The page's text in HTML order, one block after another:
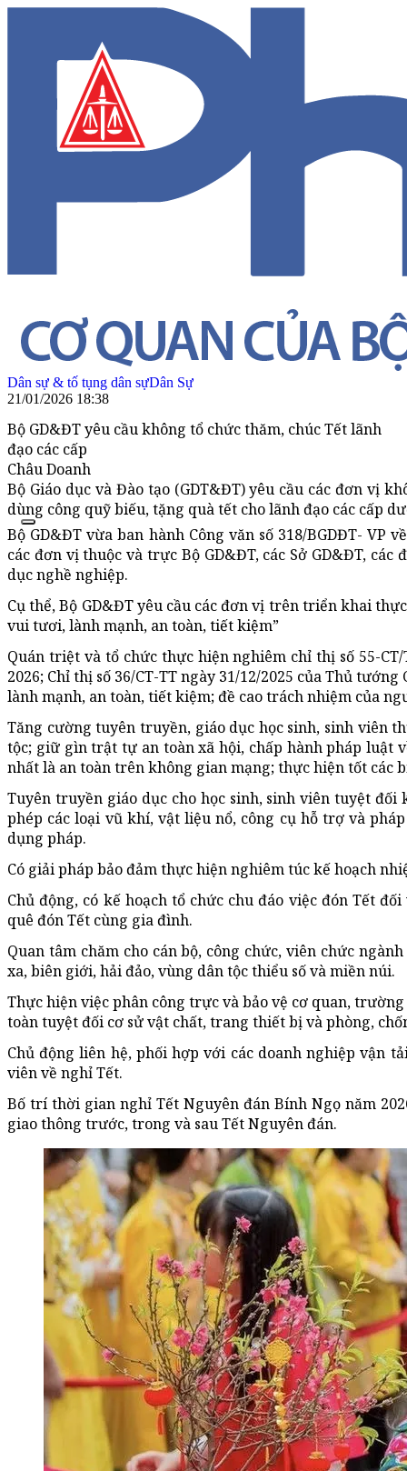
Dân sự & tố tụng dân sựDân Sự
21/01/2026 18:38
Bộ GD&ĐT yêu cầu không tổ chức thăm, chúc Tết lãnh
đạo các cấp
Châu Doanh
Bộ Giáo dục và Đào tạo (GDT&ĐT) yêu cầu các đơn vị
dùng công quỹ biếu, tặng quà tết cho lãnh đạo các cấp
Bộ GD&ĐT vừa ban hành Công văn số 318/BGDĐT- VP
các đơn vị thuộc và trực Bộ GD&ĐT, các Sở GD&ĐT,
dục nghề nghiệp.
Cụ thể, Bộ GD&ĐT yêu cầu các đơn vị trên triển khai
vui tươi, lành mạnh, an toàn, tiết kiệm”
Quán triệt và tổ chức thực hiện nghiêm chỉ thị số 55-
2026; Chỉ thị số 36/CT-TT ngày 31/12/2025 của Thủ
lành mạnh, an toàn, tiết kiệm; đề cao trách nhiệm của
Tăng cường tuyên truyền, giáo dục học sinh, sinh viên
tộc; giữ gìn trật tự an toàn xã hội, chấp hành pháp luật
nhất là an toàn trên không gian mạng; thực hiện tốt các
Tuyên truyền giáo dục cho học sinh, sinh viên tuyệt
phép các loại vũ khí, vật liệu nổ, công cụ hỗ trợ và
dụng pháp.
Có giải pháp bảo đảm thực hiện nghiêm túc kế hoạch
Chủ động, có kế hoạch tổ chức chu đáo việc đón Tết
quê đón Tết cùng gia đình.
Quan tâm chăm cho cán bộ, công chức, viên chức
xa, biên giới, hải đảo, vùng dân tộc thiểu số và miền núi.
Thực hiện việc phân công trực và bảo vệ cơ quan,
toàn tuyệt đối cơ sử vật chất, trang thiết bị và phòng,
Chủ động liên hệ, phối hợp với các doanh nghiệp vận
viên về nghỉ Tết.
Bố trí thời gian nghỉ Tết Nguyên đán Bính Ngọ năm
giao thông trước, trong và sau Tết Nguyên đán.